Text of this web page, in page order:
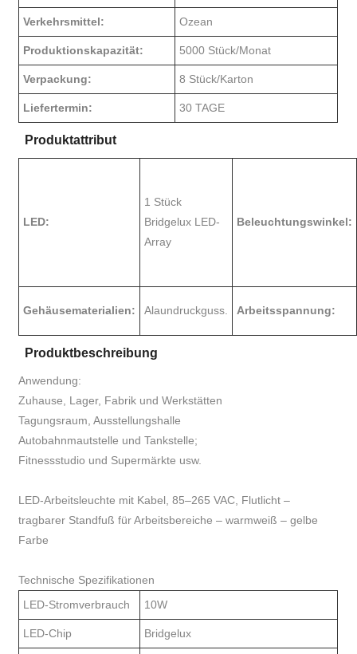
Verkehrsmittel: Ozean
Produktionskapazität: 5000 Stück/Monat
Verpackung: 8 Stück/Karton
Liefertermin: 30 TAGE
Produktattribut
LED:
1 Stück
Bridgelux LED-
Array
Beleuchtungswinkel:
Gehäusematerialien: Alaundruckguss. Arbeitsspannung:
Produktbeschreibung
Anwendung:
Zuhause, Lager, Fabrik und Werkstätten
Tagungsraum, Ausstellungshalle
Autobahnmautstelle und Tankstelle;
Fitnessstudio und Supermärkte usw.
LED-Arbeitsleuchte mit Kabel, 85–265 VAC, Flutlicht –
tragbarer Standfuß für Arbeitsbereiche – warmweiß – gelbe
Farbe
Technische Spezifikationen
LED-Stromverbrauch
10W
LED-Chip Bridgelux